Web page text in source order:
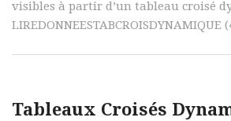
visibles à partir d’un tableau croisé
Tableaux Croisés